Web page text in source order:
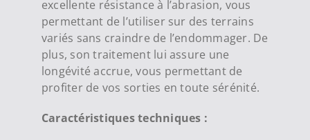
excellente résistance à l’abrasion, vous
permettant de l’utiliser sur des terrains
variés sans craindre de l’endommager. De
plus, son traitement lui assure une
longévité accrue, vous permettant de
profiter de vos sorties en toute sérénité.
Caractéristiques techniques :